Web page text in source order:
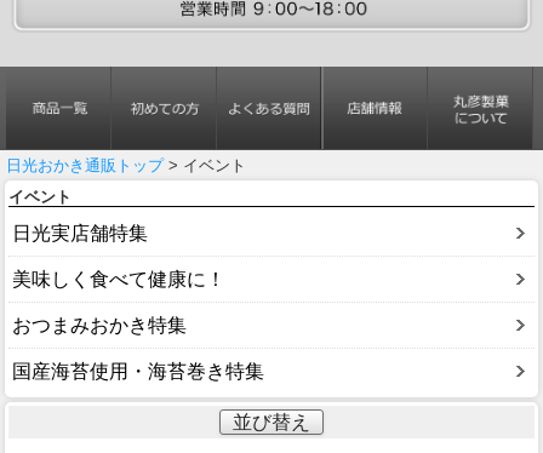
日光おかき通販トップ> イベント
イベント
日光実店舗特集
美味しく食べて健康に！
おつまみおかき特集
国産海苔使用・海苔巻き特集
並び替え